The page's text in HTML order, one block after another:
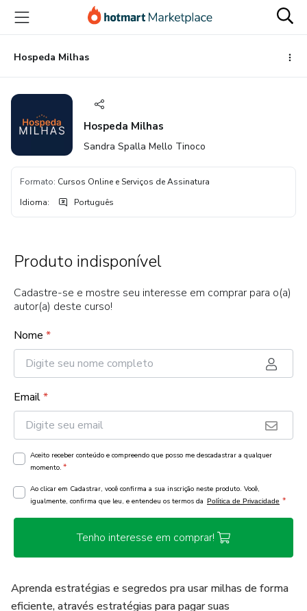
para
conteúdo
principal
para
pagamento
para
rodapéHospeda Milhas
Hospeda Milhas
Sandra Spalla Mello Tinoco
Formato: Cursos Online e Serviços de Assinatura
Idioma: Português
Produto indisponível
Cadastre-se e mostre seu interesse em comprar para o(a)
autor(a) deste curso!
Nome *
Email*
Aceito receber conteúdo e compreendo que posso me descadastrar a qualquer
momento. *
Ao clicar em Cadastrar, você confirma a sua inscrição neste produto. Você,
igualmente, confirma que leu, e entendeu os termos da Política de Privacidade *
Tenho interesse em comprar!
Aprenda estratégias e segredos pra usar milhas de forma
eficiente, através estratégias para pagar suas